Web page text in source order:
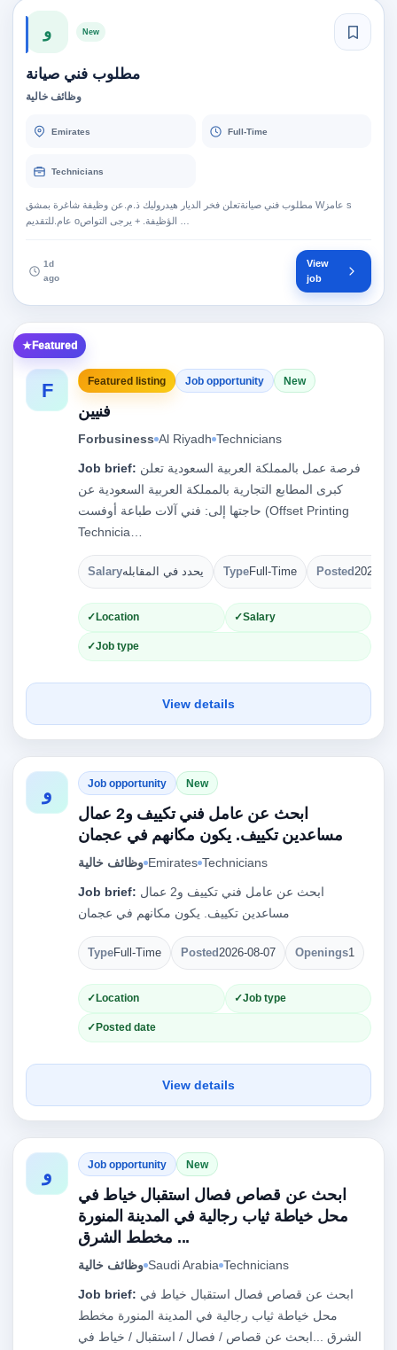
و New
مطلوب فني صيانة
وظائف خالية
Emirates Full-Time
Technicians
مطلوب فني صيانةتعلن فخر الديار هيدروليك ذ.م.عن وظيفة شاغرة بمشق ‎W‏‏عامز ‎s‏
1d
ago
View
job
Featured
F Featured listing Job opportunity New
فنيين
Forbusiness Al Riyadh Technicians
Job brief:
كبرى المطابع التجارية بالمملكة العربية السعودية عن
حاجتها إلى: فني آلات طباعة أوفست (Offset Printing
Technicia…
Salaryيحدد في المقابله TypeFull-Time Posted2026-
Location Salary
Job type
View details
و Job opportunity New
ابحث عن عامل فني تكييف و2 عمال
مساعدين تكييف. يكون مكانهم في عجمان
وظائف خالية Emirates Technicians
Job brief:
مساعدين تكييف. يكون مكانهم في عجمان
TypeFull-Time Posted2026-08-07 Openings1
Location Job type
Posted date
View details
و Job opportunity New
ابحث عن قصاص فصال استقبال خياط في
محل خياطة ثياب رجالية في المدينة المنورة
مخطط الشرق ...
وظائف خالية Saudi Arabia Technicians
Job brief:
محل خياطة ثياب رجالية في المدينة المنورة مخطط
الشرق ...ابحث عن قصاص / فصال / استقبال / خياط في